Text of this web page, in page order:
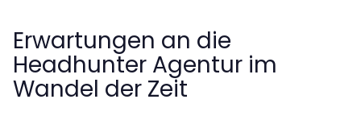
Erwartungen an die
Headhunter Agentur im
Wandel der Zeit